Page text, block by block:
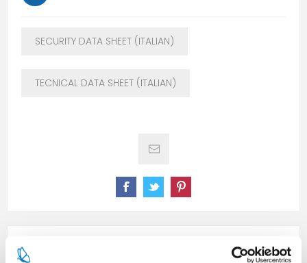
SECURITY DATA SHEET (ITALIAN)
TECNICAL DATA SHEET (ITALIAN)